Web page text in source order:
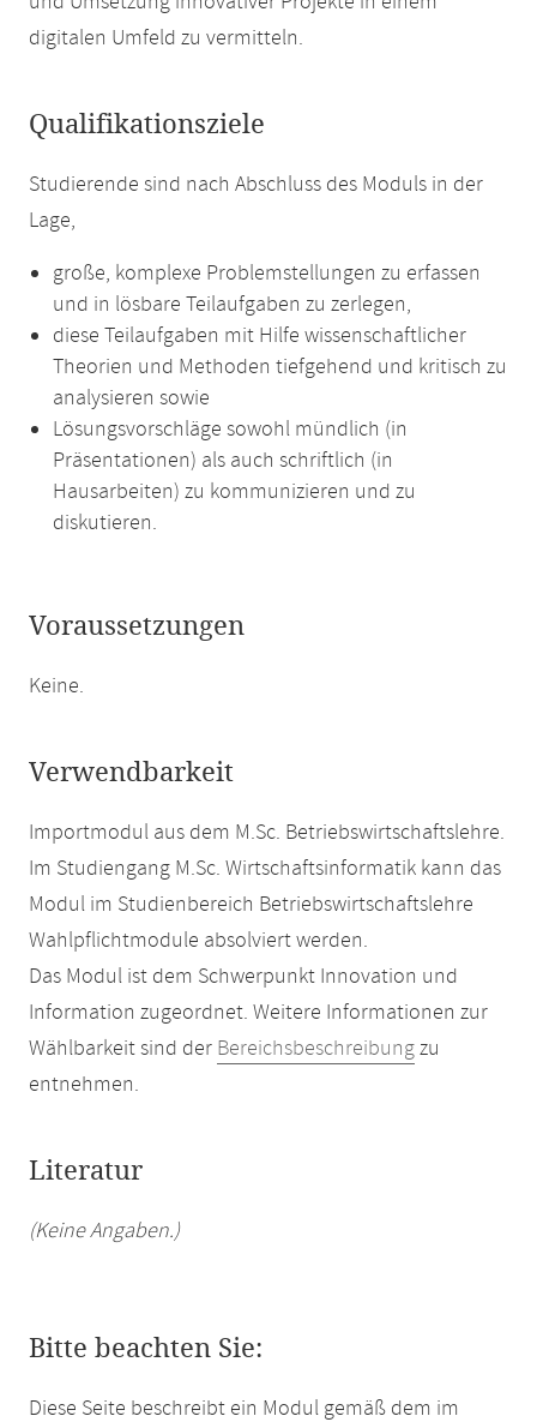
digitalen Umfeld zu vermitteln.
Qualifikationsziele
Studierende sind nach Abschluss des Moduls in der
Lage,
große, komplexe Problemstellungen zu erfassen
und in lösbare Teilaufgaben zu zerlegen,
diese Teilaufgaben mit Hilfe wissenschaftlicher
Theorien und Methoden tiefgehend und kritisch zu
analysieren sowie
Lösungsvorschläge sowohl mündlich (in
Präsentationen) als auch schriftlich (in
Hausarbeiten) zu kommunizieren und zu
diskutieren.
Voraussetzungen
Keine.
Verwendbarkeit
Importmodul aus dem M.Sc. Betriebswirtschaftslehre.
Im Studiengang M.Sc. Wirtschaftsinformatik kann das
Modul im Studienbereich Betriebswirtschaftslehre
Wahlpflichtmodule absolviert werden.
Das Modul ist dem Schwerpunkt Innovation und
Information zugeordnet. Weitere Informationen zur
Wählbarkeit sind der Bereichsbeschreibungzu
entnehmen.
Literatur
(Keine Angaben.)
Bitte beachten Sie:
Diese Seite beschreibt ein Modul gemäß dem im